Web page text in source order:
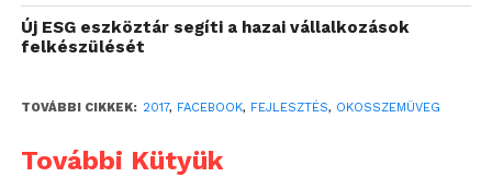
Új ESG eszköztár segíti a hazai vállalkozások
felkészülését
TOVÁBBI CIKKEK: 2017, FACEBOOK, FEJLESZTÉS, OKOSSZEMÜVEG
További Kütyük